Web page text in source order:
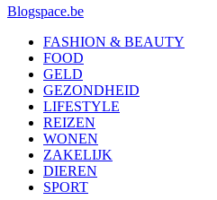
Blogspace.be
FASHION & BEAUTY
FOOD
GELD
GEZONDHEID
LIFESTYLE
REIZEN
WONEN
ZAKELIJK
DIEREN
SPORT